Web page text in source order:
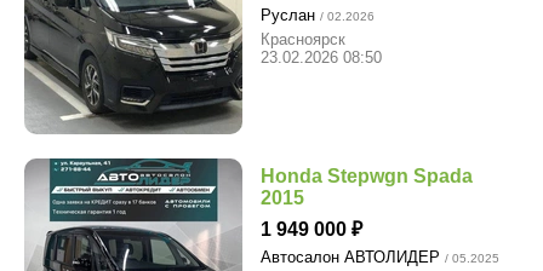
Руслан / 02.2026
Красноярск
23.02.2026 08:50
Honda Stepwgn Spada
2015
1 949 000
Автосалон АВТОЛИДЕР / 05.2025